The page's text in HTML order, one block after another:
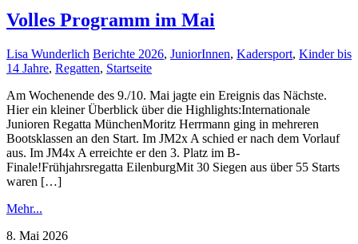
Volles Programm im Mai
Lisa Wunderlich Berichte 2026, JuniorInnen, Kadersport, Kinder bis
14 Jahre, Regatten, Startseite
Am Wochenende des 9./10. Mai jagte ein Ereignis das Nächste.
Hier ein kleiner Überblick über die Highlights:Internationale
Junioren Regatta MünchenMoritz Herrmann ging in mehreren
Bootsklassen an den Start. Im JM2x A schied er nach dem Vorlauf
aus. Im JM4x A erreichte er den 3. Platz im B-
Finale!Frühjahrsregatta EilenburgMit 30 Siegen aus über 55 Starts
waren […]
Mehr...
8. Mai 2026